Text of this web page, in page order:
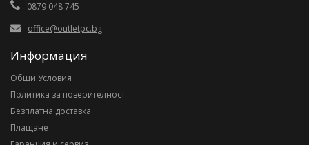
0879 048 745
office@outletpc.bg
Информация
Общи Условия
Политика за поверителност
Безплатна доставка
Плащане